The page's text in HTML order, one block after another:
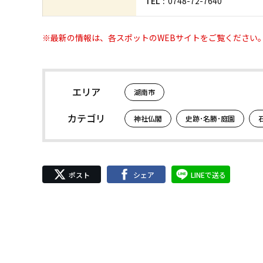
※最新の情報は、各スポットのWEBサイトをご覧ください。
エリア 湖南市
カテゴリ 神社仏閣 史跡･名勝･庭園
ポスト シェア LINEで送る